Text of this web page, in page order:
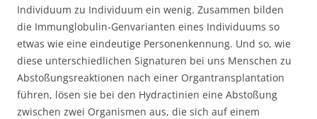
Individuum zu Individuum ein wenig. Zusammen bilden
die Immunglobulin-Genvarianten eines Individuums so
etwas wie eine eindeutige Personenkennung. Und so, wie
diese unterschiedlichen Signaturen bei uns Menschen zu
Abstoßungsreaktionen nach einer Organtransplantation
führen, lösen sie bei den Hydractinien eine Abstoßung
zwischen zwei Organismen aus, die sich auf einem